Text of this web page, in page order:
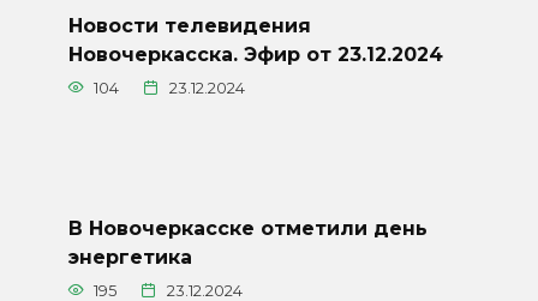
Новости телевидения
Новочеркасска. Эфир от 23.12.2024
104 23.12.2024
В Новочеркасске отметили день
энергетика
195 23.12.2024